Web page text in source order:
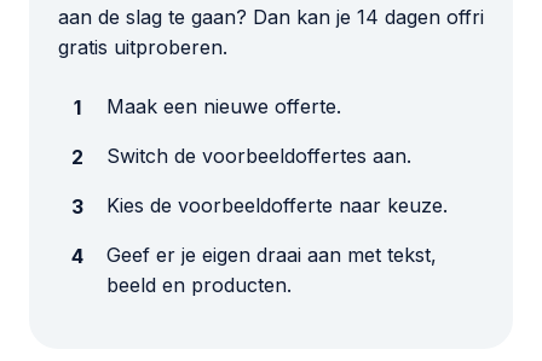
aan de slag te gaan? Dan kan je 14 dagen offri
gratis uitproberen.
Maak een nieuwe offerte.
Switch de voorbeeldoffertes aan.
Kies de voorbeeldofferte naar keuze.
Geef er je eigen draai aan met tekst,
beeld en producten.